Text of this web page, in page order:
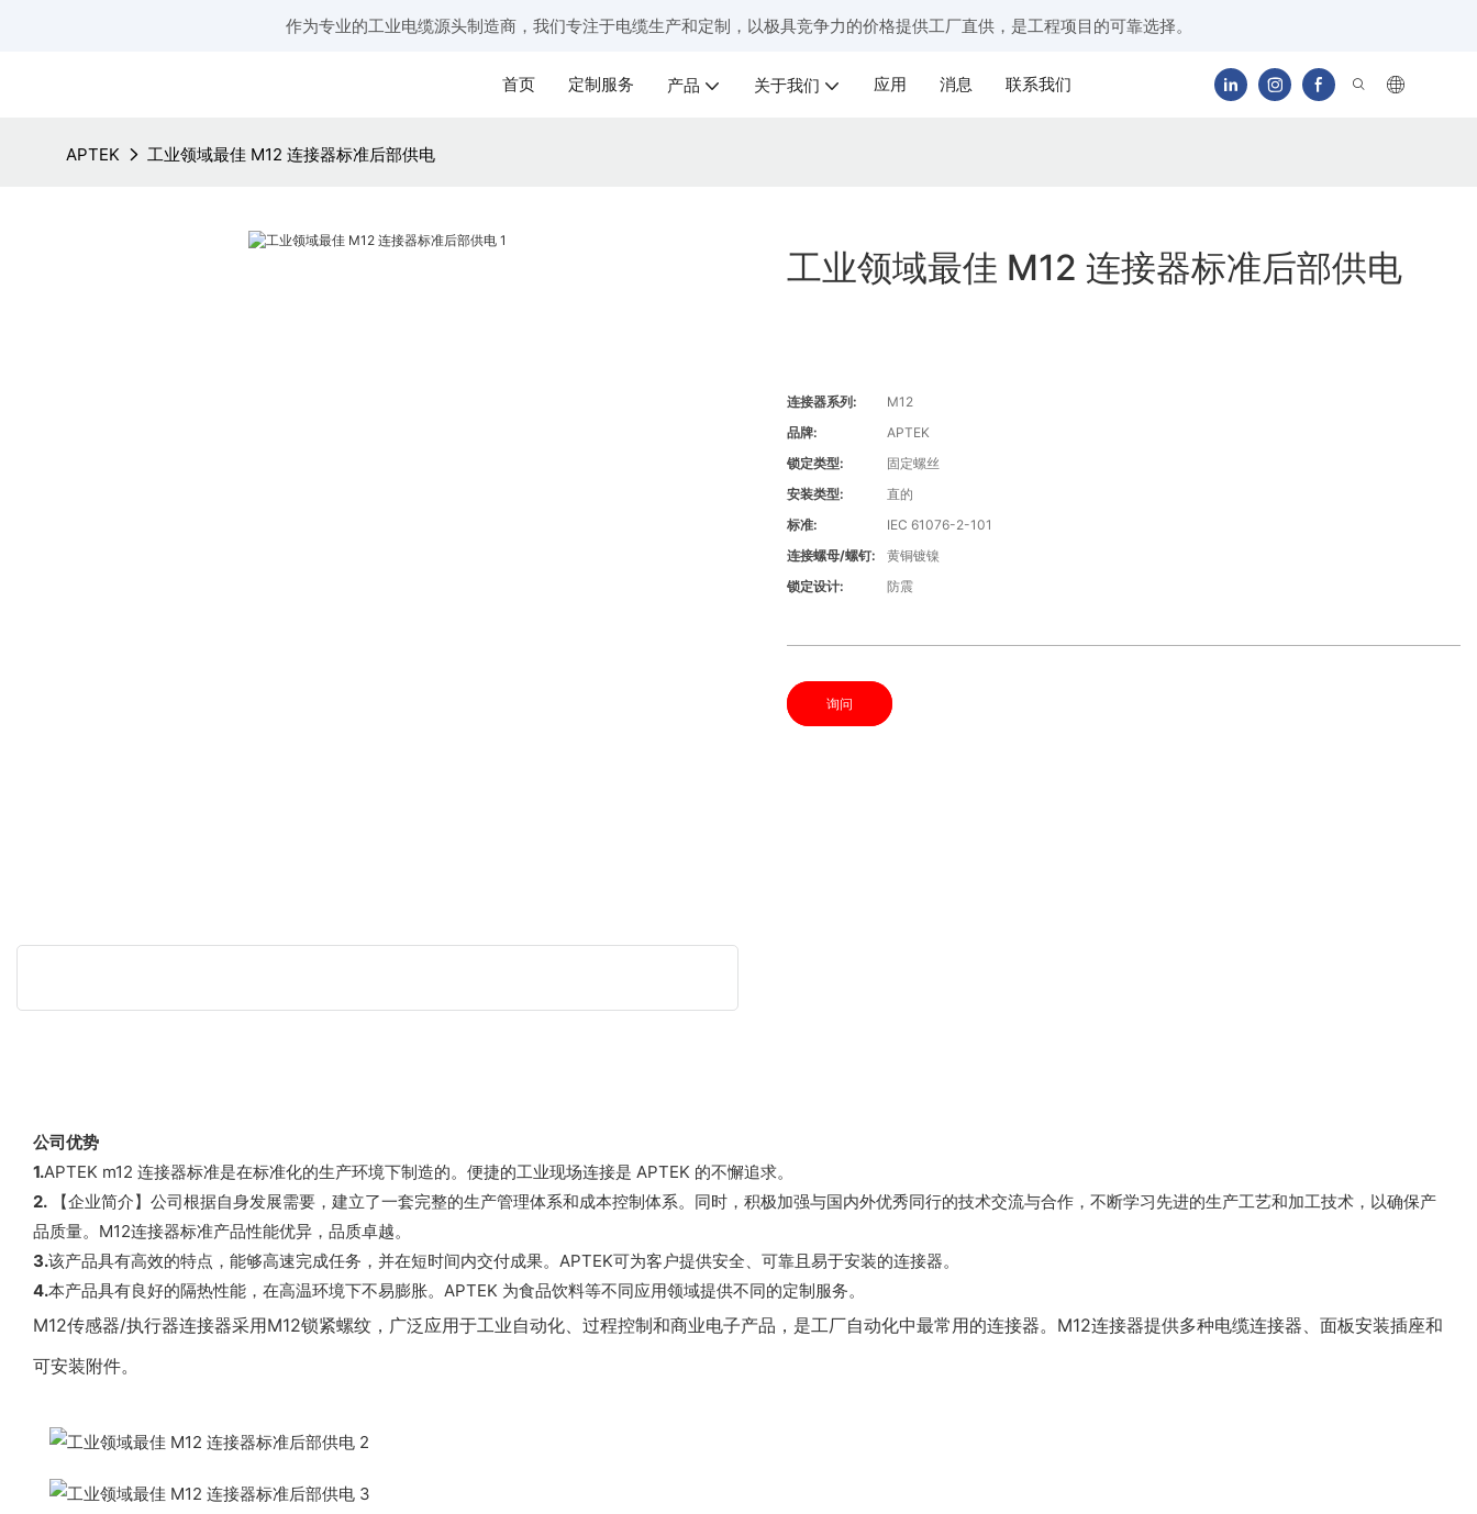
作为专业的工业电缆源头制造商，我们专注于电缆生产和定制，以极具竞争力的价格提供工厂直供，是工程项目的可靠选择。
首页 定制服务 产品 关于我们 应用 消息 联系我们
APTEK 工业领域最佳 M12 连接器标准后部供电
工业领域最佳 M12 连接器标准后部供电
连接器系列:
M12
品牌:
APTEK
锁定类型:
固定螺丝
安装类型:
直的
标准:
IEC 61076-2-101
连接螺母/螺钉:
黄铜镀镍
锁定设计:
防震
询问
公司优势
1.APTEK m12 连接器标准是在标准化的生产环境下制造的。便捷的工业现场连接是 APTEK 的不懈追求。
2. 【企业简介】公司根据自身发展需要，建立了一套完整的生产管理体系和成本控制体系。同时，积极加强与国内外优秀同行的技术交流与合作，不断学习先进的生产工艺和加工技术，以确保产
品质量。M12连接器标准产品性能优异，品质卓越。
3.该产品具有高效的特点，能够高速完成任务，并在短时间内交付成果。APTEK可为客户提供安全、可靠且易于安装的连接器。
4.本产品具有良好的隔热性能，在高温环境下不易膨胀。APTEK 为食品饮料等不同应用领域提供不同的定制服务。
M12传感器/执行器连接器采用M12锁紧螺纹，广泛应用于工业自动化、过程控制和商业电子产品，是工厂自动化中最常用的连接器。M12连接器提供多种电缆连接器、面板安装插座和
可安装附件。